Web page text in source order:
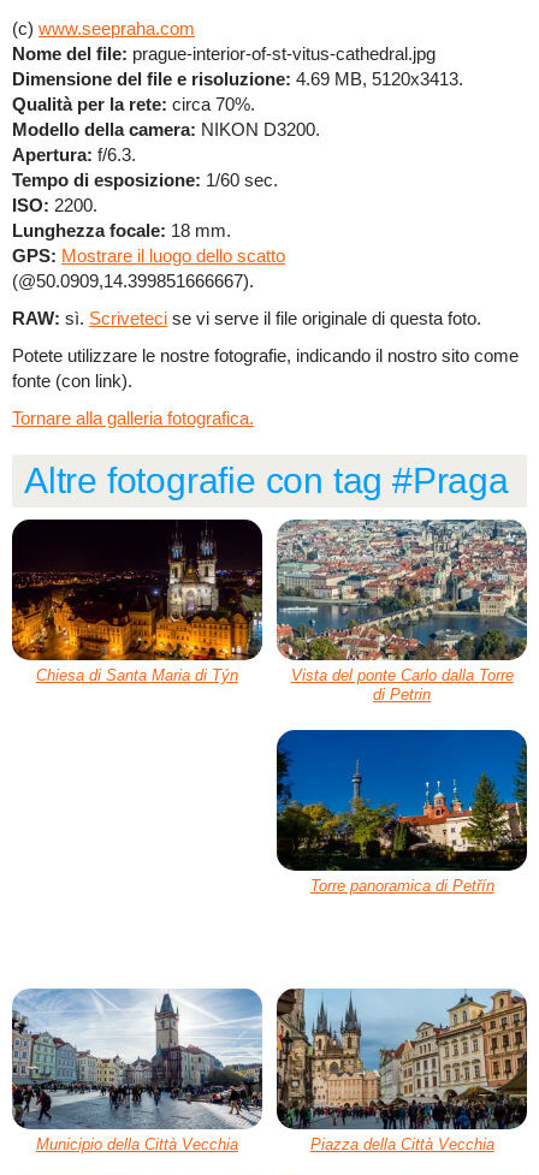
(c) www.seepraha.com
Nome del file: prague-interior-of-st-vitus-cathedral.jpg
Dimensione del file e risoluzione: 4.69 MB, 5120x3413.
Qualità per la rete: circa 70%.
Modello della camera: NIKON D3200.
Apertura: f/6.3.
Tempo di esposizione: 1/60 sec.
ISO: 2200.
Lunghezza focale: 18 mm.
GPS: Mostrare il luogo dello scatto
(@50.0909,14.399851666667).
RAW: sì. Scriveteci se vi serve il file originale di questa foto.
Potete utilizzare le nostre fotografie, indicando il nostro sito come
fonte (con link).
Tornare alla galleria fotografica.
Altre fotografie con tag #Praga
Chiesa di Santa Maria di Týn
Vista del ponte Carlo dalla Torre
di Petrin
Torre panoramica di Petřín
Municipio della Città Vecchia Piazza della Città Vecchia